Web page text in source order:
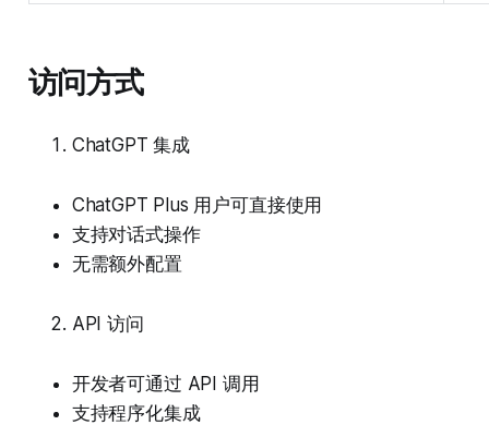
访问方式
ChatGPT 集成
ChatGPT Plus 用户可直接使用
支持对话式操作
无需额外配置
API 访问
开发者可通过 API 调用
支持程序化集成